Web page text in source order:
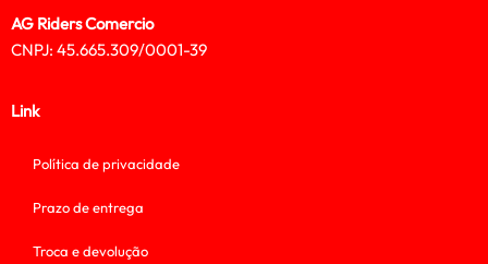
AG Riders Comercio
CNPJ: 45.665.309/0001-39
Link
Política de privacidade
Prazo de entrega
Troca e devolução